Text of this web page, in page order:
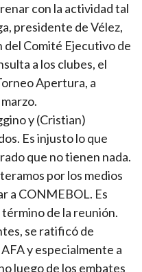
con la actividad tal
presidente de Vélez,
del Comité Ejecutivo de
a los clubes, el
Apertura, a
y (Cristian)
Es injusto lo que
que no tienen nada.
por los medios
a CONMEBOL. Es
de la reunión.
se ratificó de
y especialmente a
luego de los embates